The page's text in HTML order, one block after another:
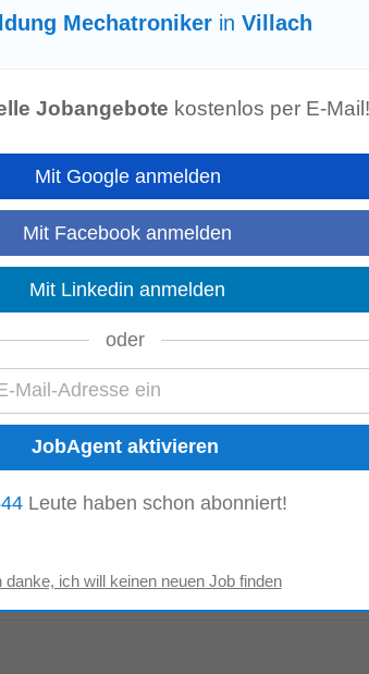
Arbeitsweise • Freude...
& Partnerunternehmen gesucht! Maschinenbau,
oder Technical...
Freude am Umgang mit Kunden...
Elektrotechnik,
• Mindestens 3 Jahre...
Mechatroniker in Villach
Jobangebote kostenlos per E-Mail!
Mit Google anmelden
Mit Facebook anmelden
Mit Linkedin anmelden
oder
Leute haben schon abonniert!